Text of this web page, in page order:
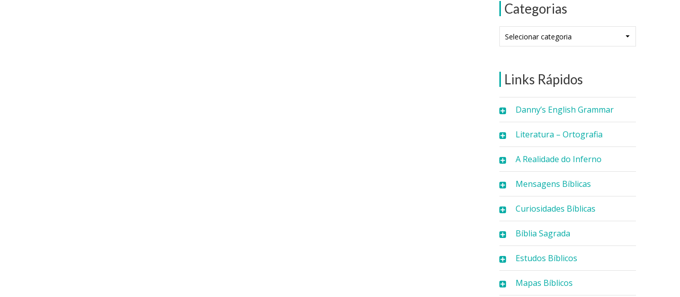
Categorias
Links Rápidos
Danny’s English Grammar
Literatura – Ortografia
A Realidade do Inferno
Mensagens Bíblicas
Curiosidades Bíblicas
Bíblia Sagrada
Estudos Bíblicos
Mapas Bíblicos